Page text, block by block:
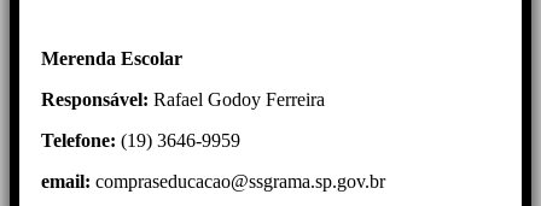
Merenda Escolar
Responsável: Rafael Godoy Ferreira
Telefone: (19) 3646-9959
email: compraseducacao@ssgrama.sp.gov.br